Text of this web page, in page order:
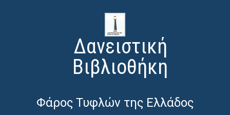
Δανειστική
Βιβλιοθήκη
Φάρος Τυφλών της Ελλάδος